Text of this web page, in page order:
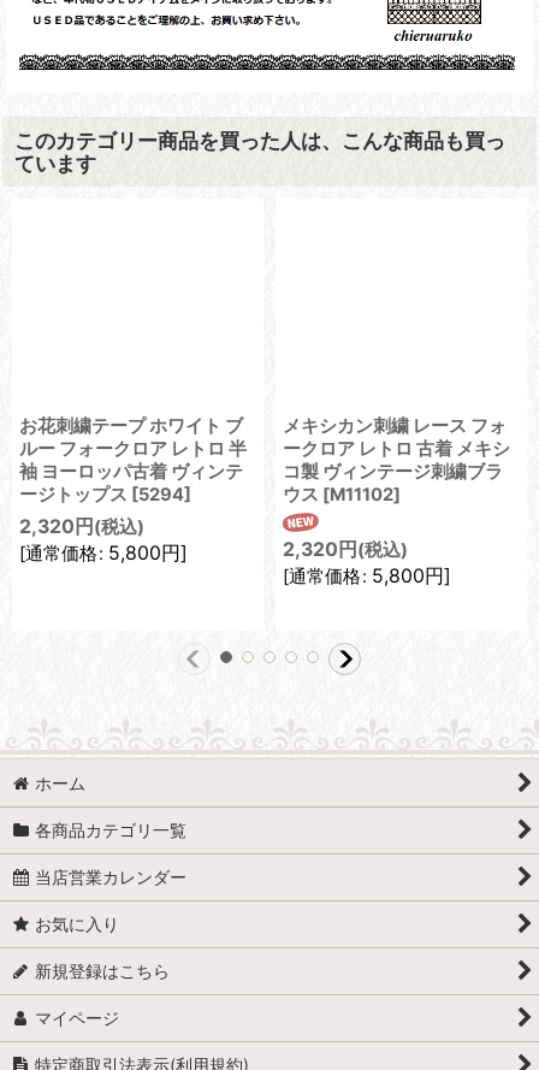
このカテゴリー商品を買った人は、こんな商品も買っ
ています
お花刺繍テープ ホワイト ブ
ルー フォークロア レトロ 半
袖 ヨーロッパ古着 ヴィンテ
ージトップス [5294]
2,320 円 (税込)
[通常価格: 5,800円]
メキシカン刺繍 レース フォ
ークロア レトロ 古着 メキシ
コ製 ヴィンテージ刺繍ブラ
ウス [M11102]
2,320 円 (税込)
[通常価格: 5,800円]
ホーム
各商品カテゴリ一覧
当店営業カレンダー
お気に入り
新規登録はこちら
マイページ
特定商取引法表示(利用規約)